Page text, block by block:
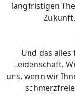
langfristigen
Und das
Leidenschaft.
uns, wenn wir